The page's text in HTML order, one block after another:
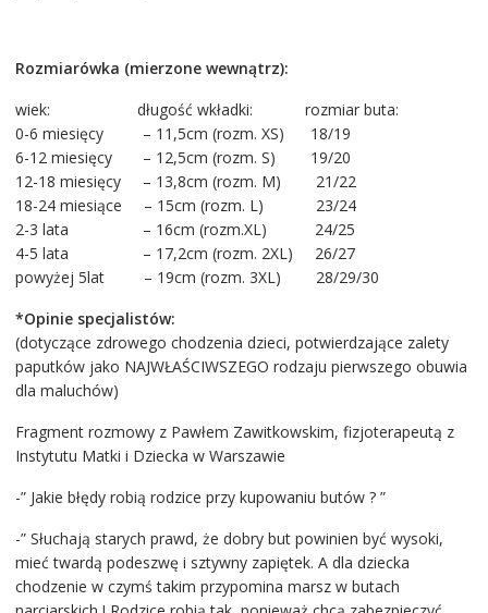
Rozmiarówka (mierzone wewnątrz):
wiek: długość wkładki: rozmiar buta:
0-6 miesięcy – 11,5cm (rozm. XS) 18/19
6-12 miesięcy – 12,5cm (rozm. S) 19/20
12-18 miesięcy – 13,8cm (rozm. M) 21/22
18-24 miesiące – 15cm (rozm. L) 23/24
2-3 lata – 16cm (rozm.XL) 24/25
4-5 lata – 17,2cm (rozm. 2XL) 26/27
powyżej 5lat – 19cm (rozm. 3XL) 28/29/30
*Opinie specjalistów:
(dotyczące zdrowego chodzenia dzieci, potwierdzające zalety
paputków jako NAJWŁAŚCIWSZEGO rodzaju pierwszego obuwia
dla maluchów)
Fragment rozmowy z Pawłem Zawitkowskim, fizjoterapeutą z
Instytutu Matki i Dziecka w Warszawie
-” Jakie błędy robią rodzice przy kupowaniu butów ? ”
-” Słuchają starych prawd, że dobry but powinien być wysoki,
mieć twardą podeszwę i sztywny zapiętek. A dla dziecka
chodzenie w czymś takim przypomina marsz w butach